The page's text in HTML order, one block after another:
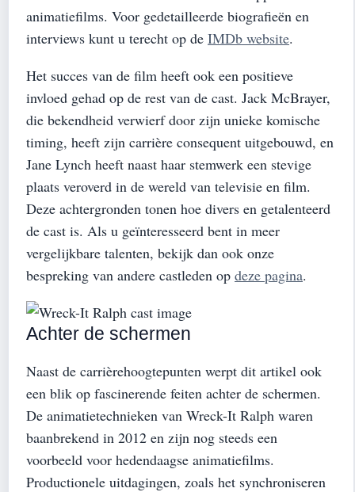
animatiefilms. Voor gedetailleerde biografieën en
interviews kunt u terecht op de IMDb website.
Het succes van de film heeft ook een positieve
invloed gehad op de rest van de cast. Jack McBrayer,
die bekendheid verwierf door zijn unieke komische
timing, heeft zijn carrière consequent uitgebouwd, en
Jane Lynch heeft naast haar stemwerk een stevige
plaats veroverd in de wereld van televisie en film.
Deze achtergronden tonen hoe divers en getalenteerd
de cast is. Als u geïnteresseerd bent in meer
vergelijkbare talenten, bekijk dan ook onze
bespreking van andere castleden op deze pagina.
Achter de schermen
Naast de carrièrehoogtepunten werpt dit artikel ook
een blik op fascinerende feiten achter de schermen.
De animatietechnieken van Wreck-It Ralph waren
baanbrekend in 2012 en zijn nog steeds een
voorbeeld voor hedendaagse animatiefilms.
Productionele uitdagingen, zoals het synchroniseren